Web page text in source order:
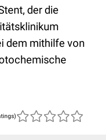
der die
dem mithilfe von